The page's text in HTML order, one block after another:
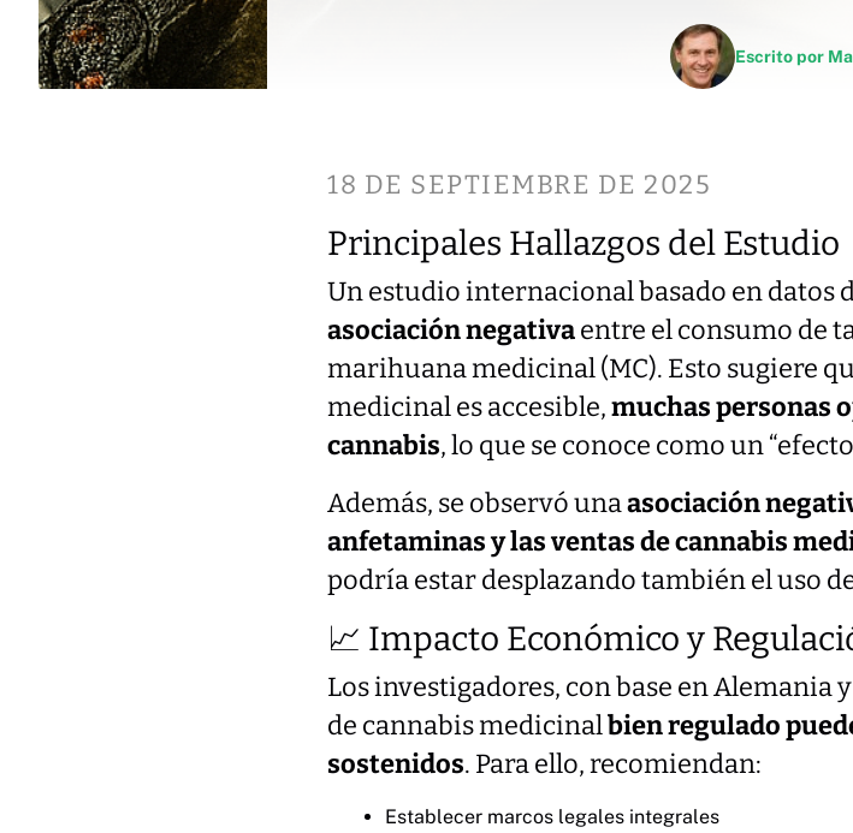
Escrito por
18 DE SEPTIEMBRE DE 2025
Principales Hallazgos del Estudio
Un estudio internacional basado en datos
asociación negativaentre el consumo de
marihuana medicinal (MC). Esto sugiere
medicinal es accesible,muchas personas
cannabis, lo que se conoce como un
Además, se observó unaasociación
anfetaminas y las ventas de cannabis
podría estar desplazando también el uso
📈 Impacto Económico y
Los investigadores, con base en Alemania
de cannabis medicinalbien regulado
sostenidos. Para ello, recomiendan:
Establecer marcos legales integrales